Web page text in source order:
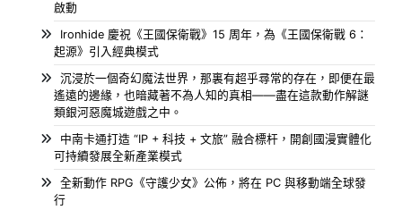
啟動
Ironhide 慶祝《王國保衛戰》15 周年，為《王國保衛戰 6：
起源》引入經典模式
沉浸於一個奇幻魔法世界，那裏有超乎尋常的存在，即便在最
遙遠的邊緣，也暗藏著不為人知的真相——盡在這款動作解謎
類銀河惡魔城遊戲之中。
中南卡通打造 “IP + 科技 + 文旅” 融合標杆，開創國漫實體化
可持續發展全新產業模式
全新動作 RPG《守護少女》公佈，將在 PC 與移動端全球發
行